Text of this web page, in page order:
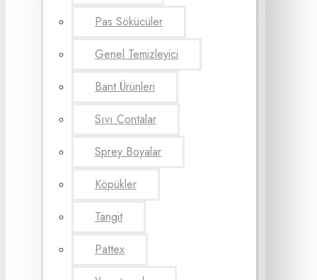
Pas Sökücüler
Genel Temizleyici
Bant Ürünleri
Sıvı Contalar
Sprey Boyalar
Köpükler
Tangit
Pattex